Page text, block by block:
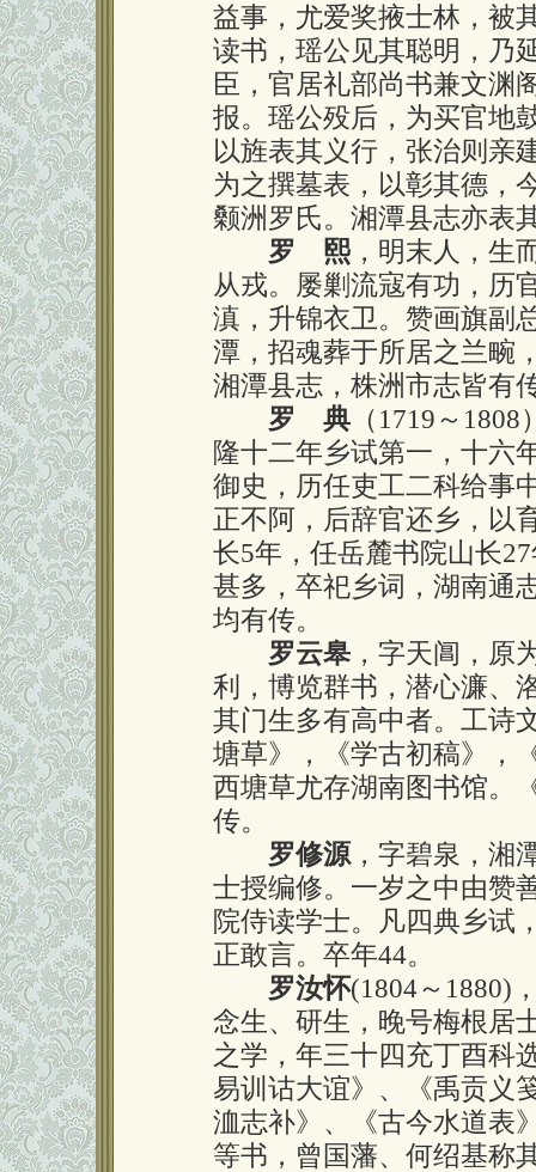
益事，尤爱奖掖士林，被
读书，瑶公见其聪明，乃
臣，官居礼部尚书兼文渊
报。瑶公殁后，为买官地
以旌表其义行，张治则亲
为之撰墓表，以彰其德，
颡洲罗氏。湘潭县志亦表
罗 熙 ，明末人，生
从戎。屡剿流寇有功，历
滇，升锦衣卫。赞画旗副
潭，招魂葬于所居之兰畹
湘潭县志，株洲市志皆有
罗 典 （1719～
隆十二年乡试第一，十六
御史，历任吏工二科给事
正不阿，后辞官还乡，以
长5年，任岳麓书院山长
甚多，卒祀乡词，湖南通
均有传。
罗云皋 ，字天阊，原
利，博览群书，潜心濂、
其门生多有高中者。工诗
塘草》，《学古初稿》，
西塘草尤存湖南图书馆。
传。
罗修源 ，字碧泉，湘
士授编修。一岁之中由赞
院侍读学士。凡四典乡试
正敢言。卒年44。
罗汝怀(1804～1880)
念生、研生，晚号梅根居
之学，年三十四充丁酉科
易训诂大谊》、《禹贡义
洫志补》、《古今水道表
等书，曾国藩、何绍基称